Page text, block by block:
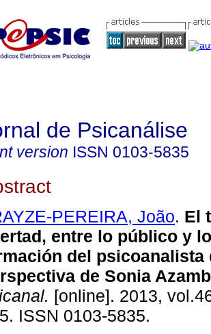
de Psicanálise
version ISSN 0103-5835
PEREIRA, João. El
entre lo público y
del psicoanalista
de Sonia
[online]. 2013,
ISSN 0103-5835.